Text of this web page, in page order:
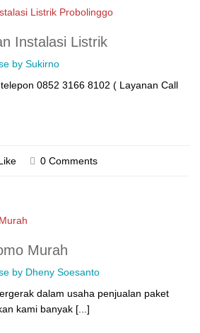
Instalasi Listrik
by Sukirno
0852 3166 8102 ( Layanan Call
0 Comments
Murah
by Dheny Soesanto
dalam usaha penjualan paket
kami banyak [...]